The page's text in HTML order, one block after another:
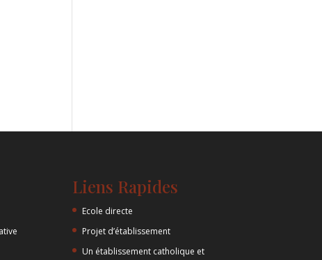
Liens Rapides
Ecole directe
Projet d’établissement
Un établissement catholique et